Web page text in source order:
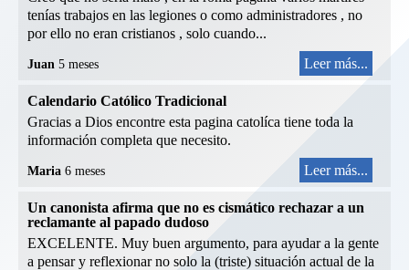
tenías trabajos en las legiones o como administradores , no
por ello no eran cristianos , solo cuando...
Juan 5 meses Leer más...
Calendario Católico Tradicional
Gracias a Dios encontre esta pagina catolíca tiene toda la
información completa que necesito.
Maria 6 meses Leer más...
Un canonista afirma que no es cismático rechazar a un
reclamante al papado dudoso
EXCELENTE. Muy buen argumento, para ayudar a la gente
a pensar y reflexionar no solo la (triste) situación actual de la